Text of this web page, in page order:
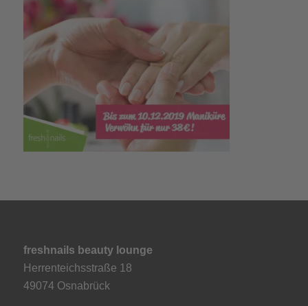
freshnails beauty lounge
Herrenteichsstraße 18
49074 Osnabrück